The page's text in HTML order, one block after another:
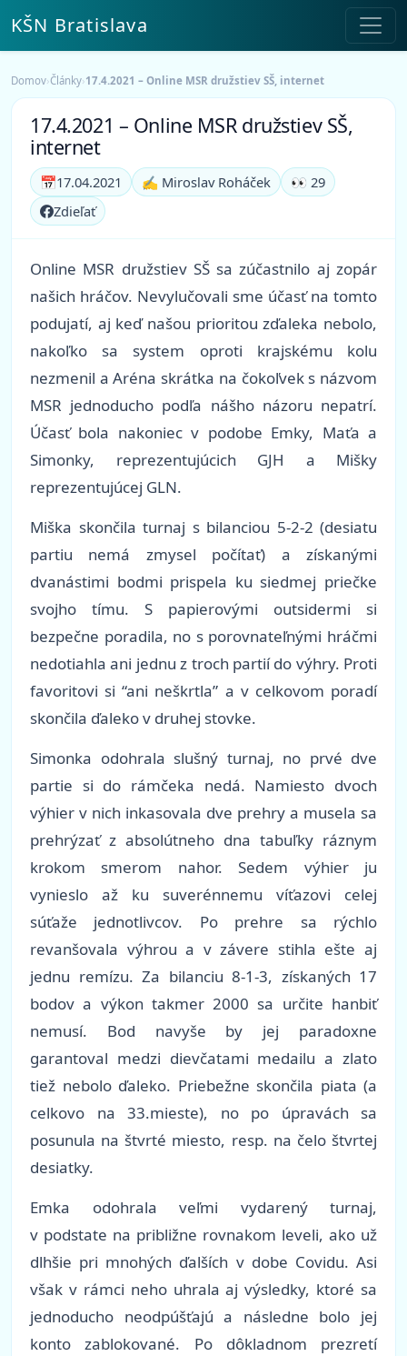
KŠN Bratislava
Domov›Články›17.4.2021 – Online MSR družstiev SŠ, internet
17.4.2021 – Online MSR družstiev SŠ,
internet
📅17.04.2021 ✍️ Miroslav Roháček
👀 29
Zdieľať
Online MSR družstiev SŠ sa zúčastnilo aj zopár
našich hráčov. Nevylučovali sme účasť na tomto
podujatí, aj keď našou prioritou zďaleka nebolo,
nakoľko sa system oproti krajskému kolu
nezmenil a Aréna skrátka na čokoľvek s názvom
MSR jednoducho podľa nášho názoru nepatrí.
Účasť bola nakoniec v podobe Emky, Maťa a
Simonky, reprezentujúcich GJH a Mišky
reprezentujúcej GLN.
Miška skončila turnaj s bilanciou 5-2-2 (desiatu
partiu nemá zmysel počítať) a získanými
dvanástimi bodmi prispela ku siedmej priečke
svojho tímu. S papierovými outsidermi si
bezpečne poradila, no s porovnateľnými hráčmi
nedotiahla ani jednu z troch partií do výhry. Proti
favoritovi si “ani neškrtla” a v celkovom poradí
skončila ďaleko v druhej stovke.
Simonka odohrala slušný turnaj, no prvé dve
partie si do rámčeka nedá. Namiesto dvoch
výhier v nich inkasovala dve prehry a musela sa
prehrýzať z absolútneho dna tabuľky ráznym
krokom smerom nahor. Sedem výhier ju
vynieslo až ku suverénnemu víťazovi celej
súťaže jednotlivcov. Po prehre sa rýchlo
revanšovala výhrou a v závere stihla ešte aj
jednu remízu. Za bilanciu 8-1-3, získaných 17
bodov a výkon takmer 2000 sa určite hanbiť
nemusí. Bod navyše by jej paradoxne
garantoval medzi dievčatami medailu a zlato
tiež nebolo ďaleko. Priebežne skončila piata (a
celkovo na 33.mieste), no po úpravách sa
posunula na štvrté miesto, resp. na čelo štvrtej
desiatky.
Emka odohrala veľmi vydarený turnaj,
v podstate na približne rovnakom leveli, ako už
dlhšie pri mnohých ďalších v dobe Covidu. Asi
však v rámci neho uhrala aj výsledky, ktoré sa
jednoducho neodpúšťajú a následne bolo jej
konto zablokované. Po dôkladnom prezretí